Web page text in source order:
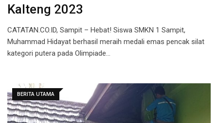
Kalteng 2023
CATATAN.CO.ID, Sampit – Hebat! Siswa SMKN 1 Sampit,
Muhammad Hidayat berhasil meraih medali emas pencak silat
kategori putera pada Olimpiade…
BERITA UTAMA